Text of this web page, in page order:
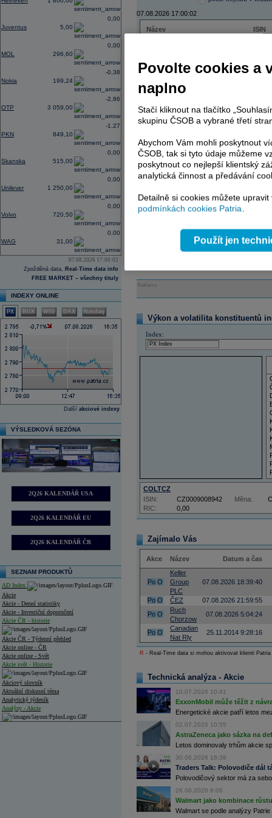
Juventus 5,00
0,00
MOL 296,60
0,00
Nokia 199,24
-0,38
OTP 3 059,00
-2,86
PKN 849,10
-1,27
Skanska 515,00
0,00
Unilever 1 250,00
0,00
Volvo 720,50
0,00
WAG 31,00
0,00
07.08.2026 17:00:02
Zpožděná data, Real-Time data info
FREE MARKET – všechny tituly
INDEXY ONLINE
PX BUX WIG DAX Nasdaq
Další akciové indexy
VÝSLEDKOVÁ SEZÓNA
2Q26 KALENDÁŘ USA
2Q26 KALENDÁŘ EU
2Q26 KALENDÁŘ ČR
SEZNAM PRODUKTŮ
AD Index
Akcie
Akcie - Denní statistiky
Akcie - Investiční doporučení
Akcie ČR - historie
Akcie ČR - Týdenní přehled
Akcie online - ČR
Akcie online - Svět
Akcie svět - Historie
Akciový slovník
Aktuální diskusní téma
Analytický týdeník
Analýzy - Akcie
07.08.2026 17:00:02
Název
ISIN
ERSTE BANK
TMR
AD index - vývoj
Region
Reklama
Výkon a volatilita konstituentů
Index:
COLTCZ
RIC: 0,00
ISIN: CZ0009008942 Měna:
Zajímalo Vás
Akce Název Datum a čas
Po O
Keller
Group
PLC
07.08.2026 18:39:40
Po O ČEZ
07.08.2026 21:59:55
Po O
Ruch
Chorzow
07.08.2026 5:04:24
Po O
Canadian
Nat Rly
25.11.2014 9:28:16
R - Real-Time data si mohou aktivovat klienti
Technická analýza - Akcie
10.07.2026 10:41
ExxonMobil může těžit z
Energetické akcie patří letos
02.07.2026 10:55
AstraZeneca jako sázka na
Letos dominovaly trhům akcie
30.06.2026 16:39
Traders Talk: Polovodiče dál
Polovodičový sektor má za
26.06.2026 6:06
Walmart jako kombinace
Walmart se podle analýzy
Povolte cookies a
naplno
Stačí kliknout na tlačítko
skupinu ČSOB a vybrané třetí
Abychom Vám mohli poskytnout
ČSOB, tak si tyto údaje můžeme
poskytnout co nejlepší klientský
analytická činnost a předávání
Detailně si cookies můžete
podmínkách cookies Patria.
Použít jen